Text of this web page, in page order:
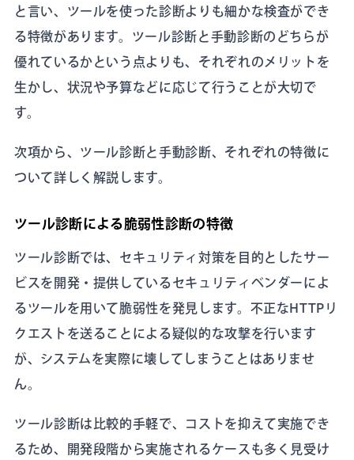
と言い、ツールを使った診断よりも細かな検査ができ
る特徴があります。ツール診断と手動診断のどちらが
優れているかという点よりも、それぞれのメリットを
生かし、状況や予算などに応じて行うことが大切で
す。
次項から、ツール診断と手動診断、それぞれの特徴に
ついて詳しく解説します。
ツール診断による脆弱性診断の特徴
ツール診断では、セキュリティ対策を目的としたサー
ビスを開発・提供しているセキュリティベンダーによ
るツールを用いて脆弱性を発見します。不正なHTTPリ
クエストを送ることによる疑似的な攻撃を行います
が、システムを実際に壊してしまうことはありませ
ん。
ツール診断は比較的手軽で、コストを抑えて実施でき
るため、開発段階から実施されるケースも多く見受け